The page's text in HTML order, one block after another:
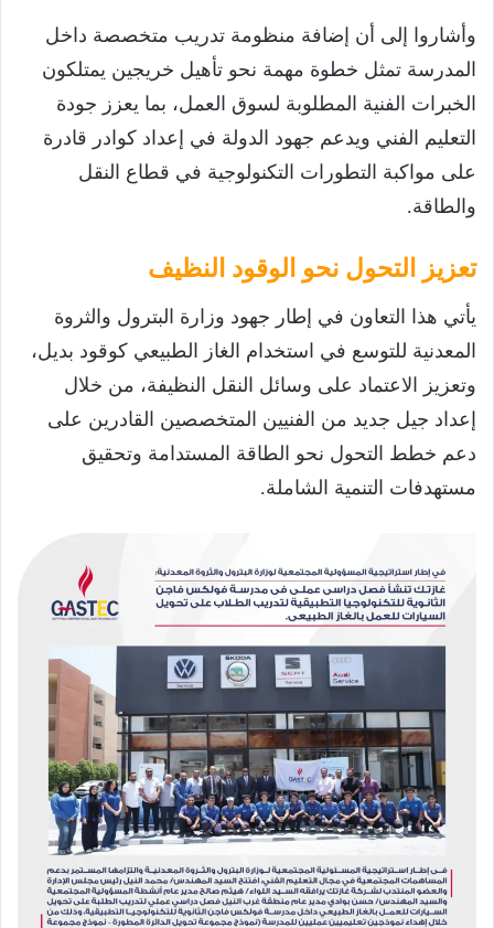
وأشاروا إلى أن إضافة منظومة تدريب متخصصة داخل
المدرسة تمثل خطوة مهمة نحو تأهيل خريجين يمتلكون
الخبرات الفنية المطلوبة لسوق العمل، بما يعزز جودة
التعليم الفني ويدعم جهود الدولة في إعداد كوادر قادرة
على مواكبة التطورات التكنولوجية في قطاع النقل
والطاقة.
تعزيز التحول نحو الوقود النظيف
يأتي هذا التعاون في إطار جهود وزارة البترول والثروة
المعدنية للتوسع في استخدام الغاز الطبيعي كوقود بديل،
وتعزيز الاعتماد على وسائل النقل النظيفة، من خلال
إعداد جيل جديد من الفنيين المتخصصين القادرين على
دعم خطط التحول نحو الطاقة المستدامة وتحقيق
مستهدفات التنمية الشاملة.